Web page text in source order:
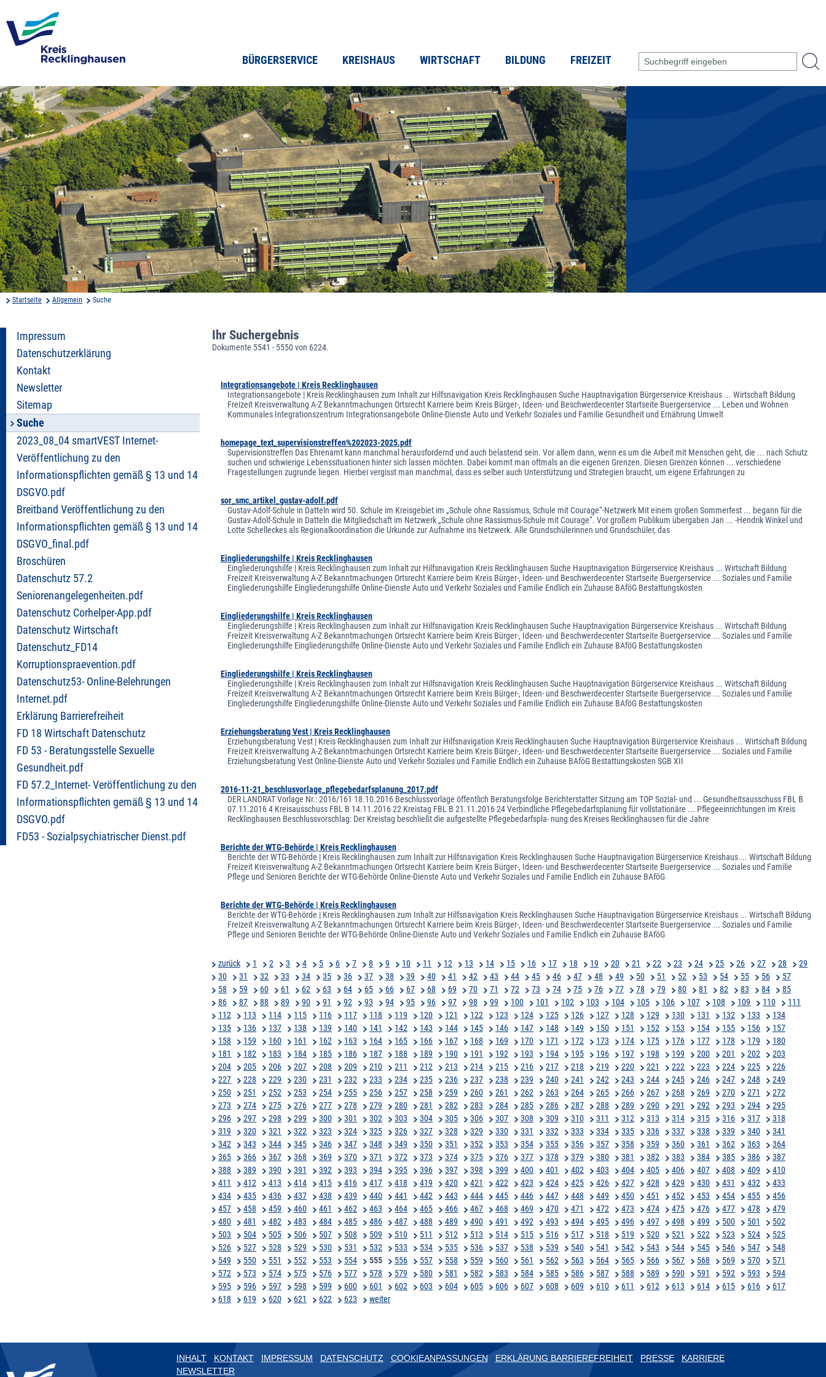
BÜRGERSERVICE KREISHAUS WIRTSCHAFT BILDUNG FREIZEIT
Startseite Allgemein Suche
Impressum
Datenschutzerklärung
Kontakt
Newsletter
Sitemap
Suche
2023_08_04 smartVEST Internet-
Veröffentlichung zu den
Informationspflichten gemäß § 13 und 14
DSGVO.pdf
Breitband Veröffentlichung zu den
Informationspflichten gemäß § 13 und 14
DSGVO_final.pdf
Broschüren
Datenschutz 57.2
Seniorenangelegenheiten.pdf
Datenschutz Corhelper-App.pdf
Datenschutz Wirtschaft
Datenschutz_FD14
Korruptionspraevention.pdf
Datenschutz53- Online-Belehrungen
Internet.pdf
Erklärung Barrierefreiheit
FD 18 Wirtschaft Datenschutz
FD 53 - Beratungsstelle Sexuelle
Gesundheit.pdf
FD 57.2_Internet- Veröffentlichung zu den
Informationspflichten gemäß § 13 und 14
DSGVO.pdf
FD53 - Sozialpsychiatrischer Dienst.pdf
Ihr Suchergebnis
Dokumente 5541 - 5550 von 6224.
Integrationsangebote | Kreis Recklinghausen
Integrationsangebote | Kreis Recklinghausen zum Inhalt zur Hilfsnavigation Kreis Recklinghausen Suche Hauptnavigation Bürgerservice Kreishaus ... Wirtschaft Bildung
Freizeit Kreisverwaltung A-Z Bekanntmachungen Ortsrecht Karriere beim Kreis Bürger-, Ideen- und Beschwerdecenter Startseite Buergerservice ... Leben und Wohnen
Kommunales Integrationszentrum Integrationsangebote Online-Dienste Auto und Verkehr Soziales und Familie Gesundheit und Ernährung Umwelt
homepage_text_supervisionstreffen%202023-2025.pdf
Supervisionstreffen Das Ehrenamt kann manchmal herausfordernd und auch belastend sein. Vor allem dann, wenn es um die Arbeit mit Menschen geht, die ... nach Schutz
suchen und schwierige Lebenssituationen hinter sich lassen möchten. Dabei kommt man oftmals an die eigenen Grenzen. Diesen Grenzen können ... verschiedene
Fragestellungen zugrunde liegen. Hierbei vergisst man manchmal, dass es selber auch Unterstützung und Strategien braucht, um eigene Erfahrungen zu
sor_smc_artikel_gustav-adolf.pdf
Gustav-Adolf-Schule in Datteln wird 50. Schule im Kreisgebiet im „Schule ohne Rassismus, Schule mit Courage“-Netzwerk Mit einem großen Sommerfest ... begann für die
Gustav-Adolf-Schule in Datteln die Mitgliedschaft im Netzwerk „Schule ohne Rassismus-Schule mit Courage“. Vor großem Publikum übergaben Jan ... -Hendrik Winkel und
Lotte Schelleckes als Regionalkoordination die Urkunde zur Aufnahme ins Netzwerk. Alle Grundschülerinnen und Grundschüler, das
Eingliederungshilfe | Kreis Recklinghausen
Eingliederungshilfe | Kreis Recklinghausen zum Inhalt zur Hilfsnavigation Kreis Recklinghausen Suche Hauptnavigation Bürgerservice Kreishaus ... Wirtschaft Bildung
Freizeit Kreisverwaltung A-Z Bekanntmachungen Ortsrecht Karriere beim Kreis Bürger-, Ideen- und Beschwerdecenter Startseite Buergerservice ... Soziales und Familie
Eingliederungshilfe Eingliederungshilfe Online-Dienste Auto und Verkehr Soziales und Familie Endlich ein Zuhause BAföG Bestattungskosten
Eingliederungshilfe | Kreis Recklinghausen
Eingliederungshilfe | Kreis Recklinghausen zum Inhalt zur Hilfsnavigation Kreis Recklinghausen Suche Hauptnavigation Bürgerservice Kreishaus ... Wirtschaft Bildung
Freizeit Kreisverwaltung A-Z Bekanntmachungen Ortsrecht Karriere beim Kreis Bürger-, Ideen- und Beschwerdecenter Startseite Buergerservice ... Soziales und Familie
Eingliederungshilfe Eingliederungshilfe Online-Dienste Auto und Verkehr Soziales und Familie Endlich ein Zuhause BAföG Bestattungskosten
Eingliederungshilfe | Kreis Recklinghausen
Eingliederungshilfe | Kreis Recklinghausen zum Inhalt zur Hilfsnavigation Kreis Recklinghausen Suche Hauptnavigation Bürgerservice Kreishaus ... Wirtschaft Bildung
Freizeit Kreisverwaltung A-Z Bekanntmachungen Ortsrecht Karriere beim Kreis Bürger-, Ideen- und Beschwerdecenter Startseite Buergerservice ... Soziales und Familie
Eingliederungshilfe Eingliederungshilfe Online-Dienste Auto und Verkehr Soziales und Familie Endlich ein Zuhause BAföG Bestattungskosten
Erziehungsberatung Vest | Kreis Recklinghausen
Erziehungsberatung Vest | Kreis Recklinghausen zum Inhalt zur Hilfsnavigation Kreis Recklinghausen Suche Hauptnavigation Bürgerservice Kreishaus ... Wirtschaft Bildung
Freizeit Kreisverwaltung A-Z Bekanntmachungen Ortsrecht Karriere beim Kreis Bürger-, Ideen- und Beschwerdecenter Startseite Buergerservice ... Soziales und Familie
Erziehungsberatung Vest Online-Dienste Auto und Verkehr Soziales und Familie Endlich ein Zuhause BAföG Bestattungskosten SGB XII
2016-11-21_beschlusvorlage_pflegebedarfsplanung_2017.pdf
DER LANDRAT Vorlage Nr.: 2016/161 18.10.2016 Beschlussvorlage öffentlich Beratungsfolge Berichterstatter Sitzung am TOP Sozial- und ... Gesundheitsausschuss FBL B
07.11.2016 4 Kreisausschuss FBL B 14.11.2016 22 Kreistag FBL B 21.11.2016 24 Verbindliche Pflegebedarfsplanung für vollstationäre ... Pflegeeinrichtungen im Kreis
Recklinghausen Beschlussvorschlag: Der Kreistag beschließt die aufgestellte Pflegebedarfspla- nung des Kreises Recklinghausen für die Jahre
Berichte der WTG-Behörde | Kreis Recklinghausen
Berichte der WTG-Behörde | Kreis Recklinghausen zum Inhalt zur Hilfsnavigation Kreis Recklinghausen Suche Hauptnavigation Bürgerservice Kreishaus ... Wirtschaft Bildung
Freizeit Kreisverwaltung A-Z Bekanntmachungen Ortsrecht Karriere beim Kreis Bürger-, Ideen- und Beschwerdecenter Startseite Buergerservice ... Soziales und Familie
Pflege und Senioren Berichte der WTG-Behörde Online-Dienste Auto und Verkehr Soziales und Familie Endlich ein Zuhause BAföG
Berichte der WTG-Behörde | Kreis Recklinghausen
Berichte der WTG-Behörde | Kreis Recklinghausen zum Inhalt zur Hilfsnavigation Kreis Recklinghausen Suche Hauptnavigation Bürgerservice Kreishaus ... Wirtschaft Bildung
Freizeit Kreisverwaltung A-Z Bekanntmachungen Ortsrecht Karriere beim Kreis Bürger-, Ideen- und Beschwerdecenter Startseite Buergerservice ... Soziales und Familie
Pflege und Senioren Berichte der WTG-Behörde Online-Dienste Auto und Verkehr Soziales und Familie Endlich ein Zuhause BAföG
zurück 1 2 3 4 5 6 7 8 9 10 11 12 13 14 15 16 17 18 19 20 21 22 23 24 25 26 27 28
29
30
31 32 33 34 35 36 37 38 39 40 41 42 43 44 45 46 47 48 49 50 51 52 53 54 55 56
57
58
59 60 61 62 63 64 65 66 67 68 69 70 71 72 73 74 75 76 77 78 79 80 81 82 83 84
85
86
87 88 89 90 91 92 93 94 95 96 97 98 99 100 101 102 103 104 105 106 107 108 109 110
111
112
113 114 115 116 117 118 119 120 121 122 123 124 125 126 127 128 129 130 131 132 133
134
135
136 137 138 139 140 141 142 143 144 145 146 147 148 149 150 151 152 153 154 155 156
157
158
159 160 161 162 163 164 165 166 167 168 169 170 171 172 173 174 175 176 177 178 179
180
181
182 183 184 185 186 187 188 189 190 191 192 193 194 195 196 197 198 199 200 201 202
203
204
205 206 207 208 209 210 211 212 213 214 215 216 217 218 219 220 221 222 223 224 225
226
227
228 229 230 231 232 233 234 235 236 237 238 239 240 241 242 243 244 245 246 247 248
249
250
251 252 253 254 255 256 257 258 259 260 261 262 263 264 265 266 267 268 269 270 271
272
273
274 275 276 277 278 279 280 281 282 283 284 285 286 287 288 289 290 291 292 293 294
295
296
297 298 299 300 301 302 303 304 305 306 307 308 309 310 311 312 313 314 315 316 317
318
319
320 321 322 323 324 325 326 327 328 329 330 331 332 333 334 335 336 337 338 339 340
341
342
343 344 345 346 347 348 349 350 351 352 353 354 355 356 357 358 359 360 361 362 363
364
365
366 367 368 369 370 371 372 373 374 375 376 377 378 379 380 381 382 383 384 385 386
387
388
389 390 391 392 393 394 395 396 397 398 399 400 401 402 403 404 405 406 407 408 409
410
411
412 413 414 415 416 417 418 419 420 421 422 423 424 425 426 427 428 429 430 431 432
433
434
435 436 437 438 439 440 441 442 443 444 445 446 447 448 449 450 451 452 453 454 455
456
457
458 459 460 461 462 463 464 465 466 467 468 469 470 471 472 473 474 475 476 477 478
479
480
481 482 483 484 485 486 487 488 489 490 491 492 493 494 495 496 497 498 499 500 501
502
503
504 505 506 507 508 509 510 511 512 513 514 515 516 517 518 519 520 521 522 523 524
525
526
527 528 529 530 531 532 533 534 535 536 537 538 539 540 541 542 543 544 545 546 547
548
549
550 551 552 553 554 555 556 557 558 559 560 561 562 563 564 565 566 567 568 569 570
571
572
573 574 575 576 577 578 579 580 581 582 583 584 585 586 587 588 589 590 591 592 593
594
595
596 597 598 599 600 601 602 603 604 605 606 607 608 609 610 611 612 613 614 615 616
617
618
619 620 621 622 623 weiter
INHALT KONTAKT IMPRESSUM DATENSCHUTZ COOKIEANPASSUNGEN ERKLÄRUNG BARRIEREFREIHEIT PRESSE
KARRIERE
NEWSLETTER